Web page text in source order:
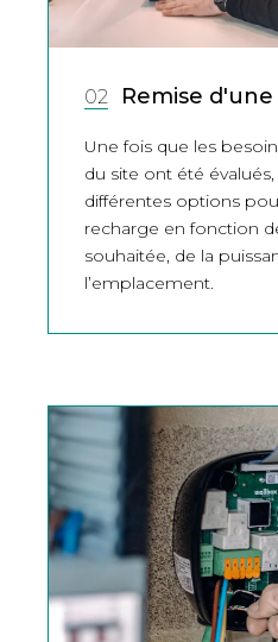
02 Remise
Une fois que les
du site ont été
différentes options
recharge en fonction
souhaitée, de la
l’emplacement.